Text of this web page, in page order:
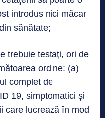
introdus nici măcar
sănătate;
trebuie testaţi, ori de
ordine: (a)
complet de
19, simptomatici şi
care lucrează în mod